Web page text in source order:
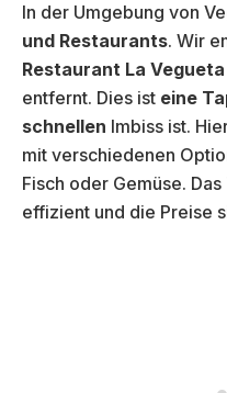
In der Umgebung von
und Restaurants. Wir
Restaurant La
entfernt. Dies ist eine
schnellen Imbiss ist.
mit verschiedenen
Fisch oder Gemüse.
effizient und die Preise